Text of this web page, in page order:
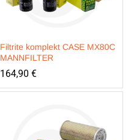
Filtrite komplekt CASE MX80C
MANNFILTER
164,90 €